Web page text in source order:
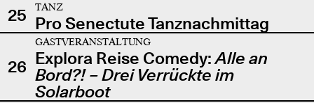
25
TANZ
Pro Senectute Tanznachmittag
26
GASTVERANSTALTUNG
Explora Reise Comedy:Alle an
Bord?! – Drei Verrückte im
Solarboot